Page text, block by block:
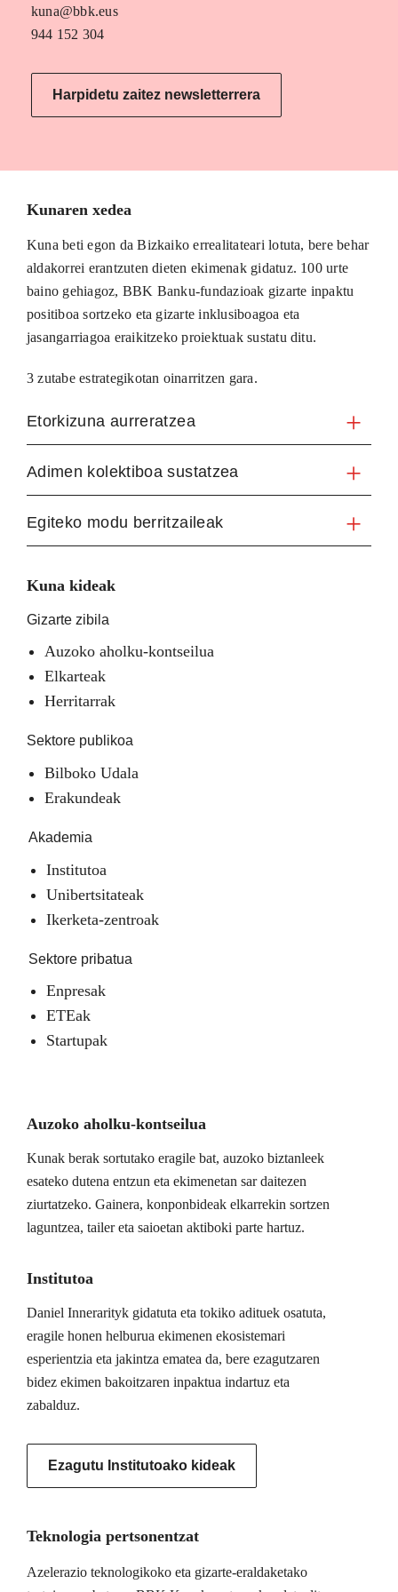
kuna@bbk.eus
944 152 304
Harpidetu zaitez newsletterrera
Kunaren xedea
Kuna beti egon da Bizkaiko errealitateari lotuta, bere behar
aldakorrei erantzuten dieten ekimenak gidatuz. 100 urte
baino gehiagoz, BBK Banku-fundazioak gizarte inpaktu
positiboa sortzeko eta gizarte inklusiboagoa eta
jasangarriagoa eraikitzeko proiektuak sustatu ditu.
3 zutabe estrategikotan oinarritzen gara.
Etorkizuna aurreratzea
Adimen kolektiboa sustatzea
Egiteko modu berritzaileak
Kuna kideak
Gizarte zibila
Auzoko aholku-kontseilua
Elkarteak
Herritarrak
Sektore publikoa
Bilboko Udala
Erakundeak
Akademia
Institutoa
Unibertsitateak
Ikerketa-zentroak
Sektore pribatua
Enpresak
ETEak
Startupak
Auzoko aholku-kontseilua
Kunak berak sortutako eragile bat, auzoko biztanleek
esateko dutena entzun eta ekimenetan sar daitezen
ziurtatzeko. Gainera, konponbideak elkarrekin sortzen
laguntzea, tailer eta saioetan aktiboki parte hartuz.
Institutoa
Daniel Innerarityk gidatuta eta tokiko adituek osatuta,
eragile honen helburua ekimenen ekosistemari
esperientzia eta jakintza ematea da, bere ezagutzaren
bidez ekimen bakoitzaren inpaktua indartuz eta
zabalduz.
Ezagutu Institutoako kideak
Teknologia pertsonentzat
Azelerazio teknologikoko eta gizarte-eraldaketako